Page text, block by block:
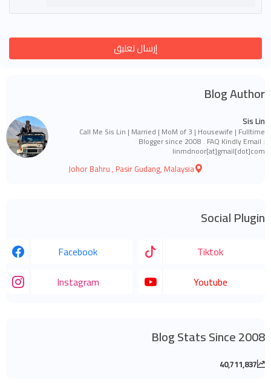
إرسال تعليق
Blog Author
Sis Lin
Call Me Sis Lin | Married | MoM of 3 | Housewife | Fulltime
Blogger since 2008 . FAQ Kindly Email :
linmdnoor[at]gmail[dot]com
Johor Bahru , Pasir Gudang, Malaysia
Social Plugin
Facebook
Tiktok
Instagram
Youtube
Blog Stats Since 2008
40,711,837